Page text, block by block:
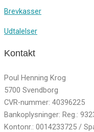
Brevkasser
Udtalelser
Kontakt
Poul Henning Krog
5700 Svendborg
CVR-nummer: 40396225
Bankoplysninger: Reg.:
Kontonr.: 0014233725 /